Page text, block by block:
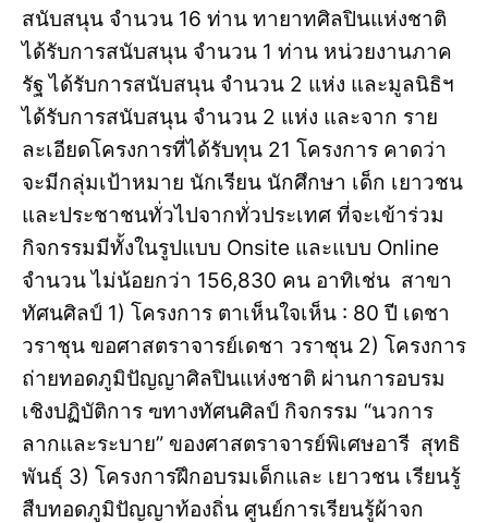
สนับสนุน จำนวน 16 ท่าน ทายาทศิลปินแห่งชาติ
ได้รับการสนับสนุน จำนวน 1 ท่าน หน่วยงานภาค
รัฐ ได้รับการสนับสนุน จำนวน 2 แห่ง และมูลนิธิฯ
ได้รับการสนับสนุน จำนวน 2 แห่ง และจาก ราย
ละเอียดโครงการที่ได้รับทุน 21 โครงการ คาดว่า
จะมีกลุ่มเป้าหมาย นักเรียน นักศึกษา เด็ก เยาวชน
และประชาชนทั่วไปจากทั่วประเทศ ที่จะเข้าร่วม
กิจกรรมมีทั้งในรูปแบบ Onsite และแบบ Online
จำนวน ไม่น้อยกว่า 156,830 คน อาทิเช่น สาขา
ทัศนศิลป์ 1) โครงการ ตาเห็นใจเห็น : 80 ปี เดชา
วราชุน ขอศาสตราจารย์เดชา วราชุน 2) โครงการ
ถ่ายทอดภูมิปัญญาศิลปินแห่งชาติ ผ่านการอบรม
เชิงปฏิบัติการ ฃทางทัศนศิลป์ กิจกรรม “นวการ
ลากและระบาย” ของศาสตราจารย์พิเศษอารี สุทธิ
พันธุ์ 3) โครงการฝึกอบรมเด็กและ เยาวชน เรียนรู้
สืบทอดภูมิปัญญาท้องถิ่น ศูนย์การเรียนรู้ผ้าจก